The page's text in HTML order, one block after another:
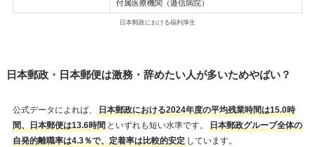
付属医療機関（逓信病院）
日本郵政における福利厚生
日本郵政・日本郵便は激務・辞めたい人が多いためやばい？
公式データによれば、
日本郵政における2024年度の平均残業時間は15.0時
間、日本郵便は13.6時間といずれも短い水準です。
日本郵政グループ全体の
自発的離職率は4.3％で、定着率は比較的安定しています。